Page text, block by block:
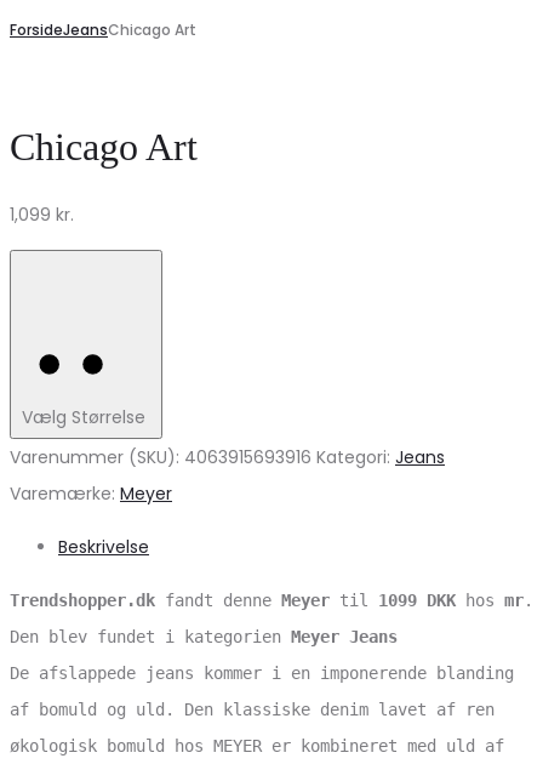
ForsideJeansChicago Art
Chicago Art
1,099 kr.
Vælg Størrelse
Varenummer (SKU): 4063915693916 Kategori: Jeans
Varemærke: Meyer
Beskrivelse
Trendshopper.dk fandt denne Meyer til 1099 DKK hos mr.
Den blev fundet i kategorien Meyer Jeans
De afslappede jeans kommer i en imponerende blanding
af bomuld og uld. Den klassiske denim lavet af ren
økologisk bomuld hos MEYER er kombineret med uld af